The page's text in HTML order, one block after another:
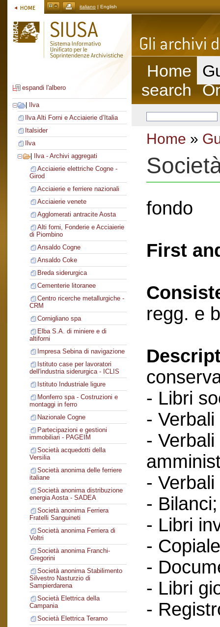
italiano | English
espandi l'albero
Ilva
Ilva Alti Forni e Acciaierie d’Italia
Italsider
Ilva
Ilva - Archivi aggregati
Acciaierie elettriche Cogne -
Girod
Acciaierie e ferriere nazionali
Acciaierie venete
Agglomerati antracite Aosta
Alti forni, Fonderie e Acciaierie
di Piombino
Ansaldo Cogne
Ansaldo Coke
Breda siderurgica
Cementerie litoranee
Centro ricerche metallurgiche -
CRM
Cornigliano spa
Elba S.A. di miniere e di
altiforni
Impresa Sebina di navigazione
Istituto case per lavoratori
dell'industria siderurgica - ICLIS
Istituto Industriale ligure
Monferro spa - Costruzioni e
montaggi in ferro
Nazionale Cogne
Partecipazioni e gestioni
immobiliari - PAGEIM
Società acquedotti della
Versilia
Società anonima delle ferriere
italiane
Società anonima distribuzione
energia Aosta - SADEA
Società anonima Ferriera
Fratelli Sanguineti
Società anonima Ferriera di
Voltri
Società anonima Franchi-
Gregorini
Società anonima Stabilimento
Silvestro Nasturzio di
Sampierdarena
Società Elettrica della
Campania
Società Elettrica Teramo
Home
search
Home »
fondo
First
regg. e
- Libri
-
-
-
- Bilanci;
- Libri
-
-
- Libri
-